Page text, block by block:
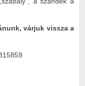
várjuk vissza a